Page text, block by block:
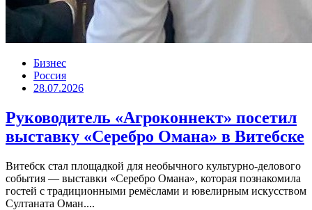
Бизнес
Россия
28.07.2026
Руководитель «Агроконнект» посетил
выставку «Серебро Омана» в Витебске
Витебск стал площадкой для необычного культурно-делового
события — выставки «Серебро Омана», которая познакомила
гостей с традиционными ремёслами и ювелирным искусством
Султаната Оман....